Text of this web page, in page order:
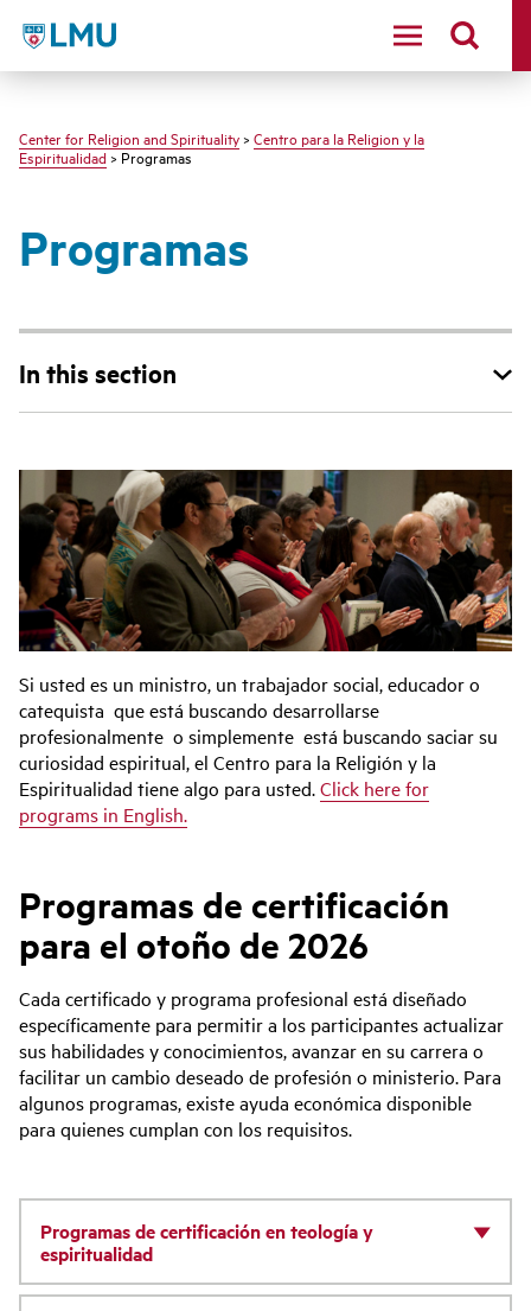
LMU - Loyola Marymount University logo
Center for Religion and Spirituality > Centro para la Religion y la
Espiritualidad> Programas
Programas
In this section
Si usted es un ministro, un trabajador social, educador o
catequista que está buscando desarrollarse
profesionalmente o simplemente está buscando saciar su
curiosidad espiritual, el Centro para la Religión y la
Espiritualidad tiene algo para usted.Click here for
programs in English.
Programas de certificación
para el otoño de 2026
Cada certificado y programa profesional está diseñado
específicamente para permitir a los participantes actualizar
sus habilidades y conocimientos, avanzar en su carrera o
facilitar un cambio deseado de profesión o ministerio. Para
algunos programas, existe ayuda económica disponible
para quienes cumplan con los requisitos.
Programas de certificación en teología y
espiritualidad